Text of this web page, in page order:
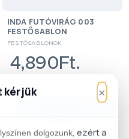
INDA FUTÓVIRÁG 003
FESTŐSABLON
FESTŐSABLONOK
4,890Ft.
kérjük ×
dolgozunk, ezért a